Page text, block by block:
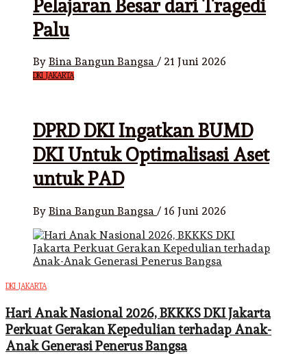
Pelajaran Besar dari Tragedi
Palu
By Bina Bangun Bangsa / 21 Juni 2026
DKI JAKARTA
DPRD DKI Ingatkan BUMD
DKI Untuk Optimalisasi Aset
untuk PAD
By Bina Bangun Bangsa / 16 Juni 2026
DKI JAKARTA
Hari Anak Nasional 2026, BKKKS DKI Jakarta
Perkuat Gerakan Kepedulian terhadap Anak-
Anak Generasi Penerus Bangsa